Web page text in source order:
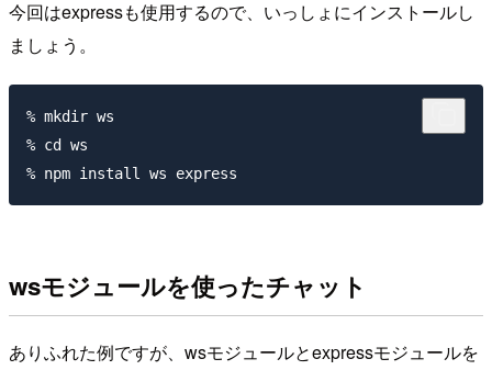
今回はexpressも使用するので、いっしょにインストールし
ましょう。
% mkdir ws
% cd ws
wsモジュールを使ったチャット
ありふれた例ですが、wsモジュールとexpressモジュールを